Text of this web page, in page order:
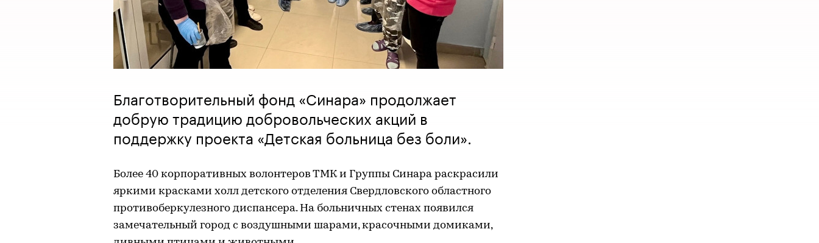
Благотворительный фонд «Синара» продолжает
добрую традицию добровольческих акций в
поддержку проекта «Детская больница без боли».
Более 40 корпоративных волонтеров ТМК и Группы Синара раскрасили
яркими красками холл детского отделения Свердловского областного
противоберкулезного диспансера. На больничных стенах появился
замечательный город с воздушными шарами, красочными домиками,